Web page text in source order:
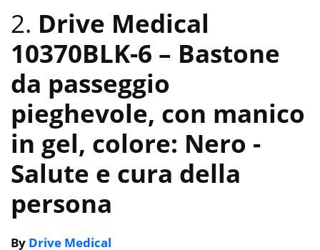
2. Drive Medical
10370BLK-6 – Bastone
da passeggio
pieghevole, con manico
in gel, colore: Nero -
Salute e cura della
persona
By Drive Medical